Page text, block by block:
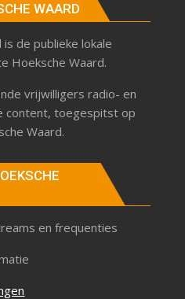
WAARD
de publieke lokale
Hoeksche Waard.
vrijwilligers radio- en
content, toegespitst op
Waard.
en frequenties